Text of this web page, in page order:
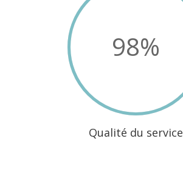
98%
Qualité du service